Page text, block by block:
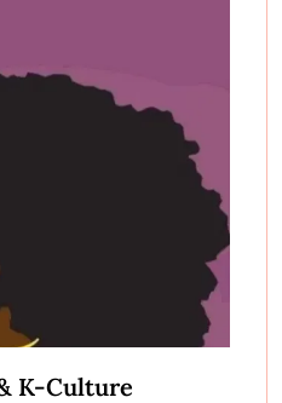
K-Culture